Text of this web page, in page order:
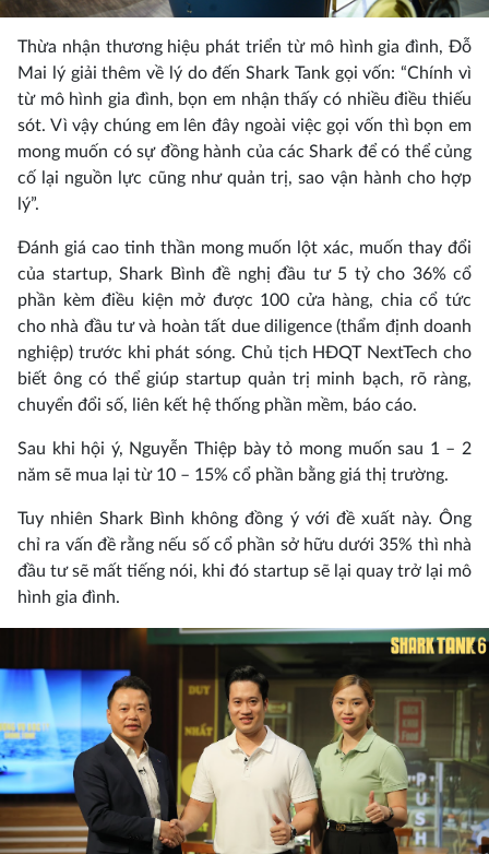
Thừa nhận thương hiệu phát triển từ mô hình gia đình, Đỗ
Mai lý giải thêm về lý do đến Shark Tank gọi vốn: “Chính vì
từ mô hình gia đình, bọn em nhận thấy có nhiều điều thiếu
sót. Vì vậy chúng em lên đây ngoài việc gọi vốn thì bọn em
mong muốn có sự đồng hành của các Shark để có thể củng
cố lại nguồn lực cũng như quản trị, sao vận hành cho hợp
lý”.
Đánh giá cao tinh thần mong muốn lột xác, muốn thay đổi
của startup, Shark Bình đề nghị đầu tư 5 tỷ cho 36% cổ
phần kèm điều kiện mở được 100 cửa hàng, chia cổ tức
cho nhà đầu tư và hoàn tất due diligence (thẩm định doanh
nghiệp) trước khi phát sóng. Chủ tịch HĐQT NextTech cho
biết ông có thể giúp startup quản trị minh bạch, rõ ràng,
chuyển đổi số, liên kết hệ thống phần mềm, báo cáo.
Sau khi hội ý, Nguyễn Thiệp bày tỏ mong muốn sau 1 – 2
năm sẽ mua lại từ 10 – 15% cổ phần bằng giá thị trường.
Tuy nhiên Shark Bình không đồng ý với đề xuất này. Ông
chỉ ra vấn đề rằng nếu số cổ phần sở hữu dưới 35% thì nhà
đầu tư sẽ mất tiếng nói, khi đó startup sẽ lại quay trở lại mô
hình gia đình.